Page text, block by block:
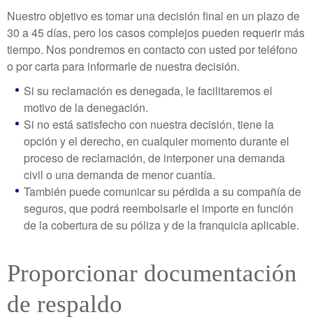
Nuestro objetivo es tomar una decisión final en un plazo de
30 a 45 días, pero los casos complejos pueden requerir más
tiempo. Nos pondremos en contacto con usted por teléfono
o por carta para informarle de nuestra decisión.
Si su reclamación es denegada, le facilitaremos el
motivo de la denegación.
Si no está satisfecho con nuestra decisión, tiene la
opción y el derecho, en cualquier momento durante el
proceso de reclamación, de interponer una demanda
civil o una demanda de menor cuantía.
También puede comunicar su pérdida a su compañía de
seguros, que podrá reembolsarle el importe en función
de la cobertura de su póliza y de la franquicia aplicable.
Proporcionar documentación
de respaldo